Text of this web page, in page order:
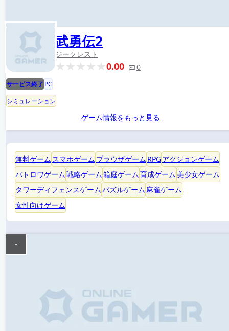
武勇伝2
ジークレスト
0.00 0
サービス終了 PC
シミュレーション
ゲーム情報をもっと見る
無料ゲーム スマホゲーム ブラウザゲーム RPGアクションゲーム
バトロワゲーム戦略ゲーム箱庭ゲーム育成ゲーム 美少女ゲーム
タワーディフェンスゲームパズルゲーム 麻雀ゲーム
女性向けゲーム
-